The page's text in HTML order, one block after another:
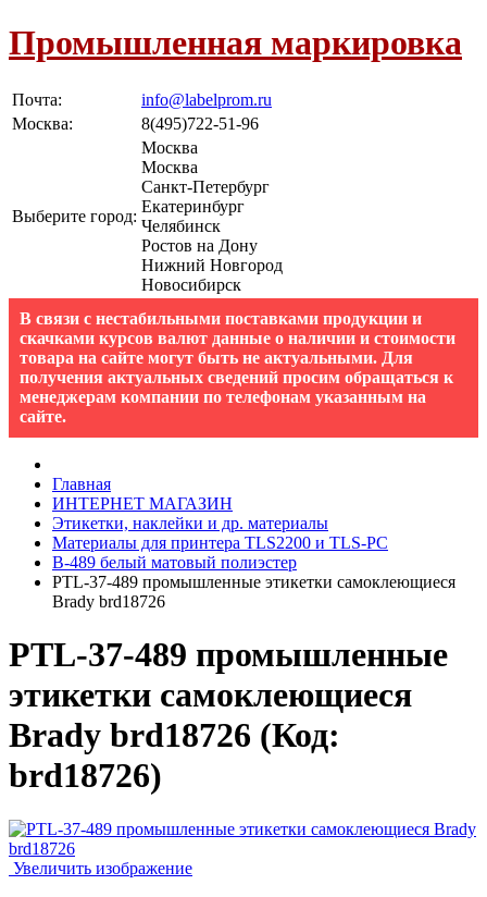
Промышленная маркировка
Почта:
info@labelprom.ru
Москва: 8(495)722-51-96
Выберите город:
Москва
Москва
Санкт-Петербург
Екатеринбург
Челябинск
Ростов на Дону
Нижний Новгород
Новосибирск
В связи с нестабильными поставками продукции и
скачками курсов валют данные о наличии и стоимости
товара на сайте могут быть не актуальными. Для
получения актуальных сведений просим обращаться к
менеджерам компании по телефонам указанным на
сайте.
Главная
ИНТЕРНЕТ МАГАЗИН
Этикетки, наклейки и др. материалы
Материалы для принтера TLS2200 и TLS-PC
B-489 белый матовый полиэстер
PTL-37-489 промышленные этикетки самоклеющиеся
Brady brd18726
PTL-37-489 промышленные
этикетки самоклеющиеся
Brady brd18726 (Код:
brd18726)
Увеличить изображение